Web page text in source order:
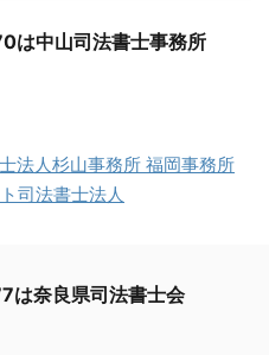
中山司法書士事務所
法人杉山事務所 福岡事務所
司法書士法人
奈良県司法書士会